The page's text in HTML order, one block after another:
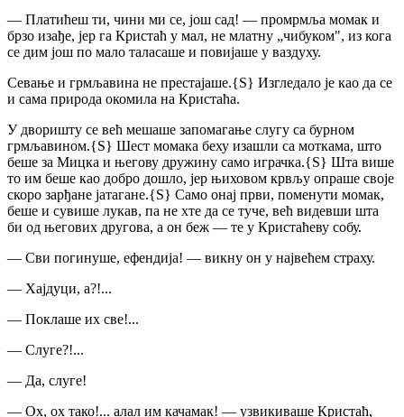
— Платићеш ти, чини ми се, још сад! — промрмља момак и
брзо изађе, јер га Кристаћ у мал, не млатну „чибуком", из кога
се дим још по мало таласаше и повијаше у ваздуху.
Севање и грмљавина не престајаше.{S} Изгледало је као да се
и сама природа окомила на Кристаћа.
У дворишту се већ мешаше запомагање слугу са бурном
грмљавином.{S} Шест момака беху изашли са моткама, што
беше за Мицка и његову дружину само играчка.{S} Шта више
то им беше као добро дошло, јер њиховом крвљу опраше своје
скоро зарђане јатагане.{S} Само онај први, поменути момак,
беше и сувише лукав, па не хте да се туче, већ видевши шта
би од његових другова, а он беж — те у Кристаћеву собу.
— Сви погинуше, ефендија! — викну он у највећем страху.
— Хајдуци, а?!...
— Поклаше их све!...
— Слуге?!...
— Да, слуге!
— Ох, ох тако!... алал им качамак! — узвикиваше Кристаћ,